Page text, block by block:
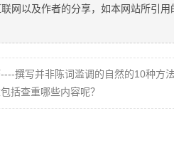
网以及作者的分享，如本网站所引
撰写并非陈词滥调的自然的10种方
括查重哪些内容呢？